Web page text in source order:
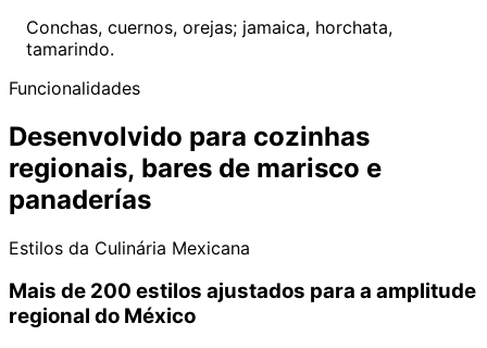
Conchas, cuernos, orejas; jamaica, horchata,
tamarindo.
Funcionalidades
Desenvolvido para cozinhas
regionais, bares de marisco e
panaderías
Estilos da Culinária Mexicana
Mais de 200 estilos ajustados para a amplitude
regional do México